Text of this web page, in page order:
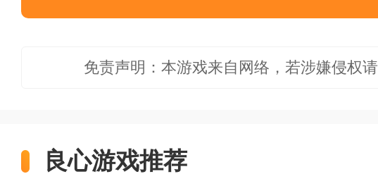
免责声明：本游戏来自网络，若涉嫌侵权请
良心游戏推荐